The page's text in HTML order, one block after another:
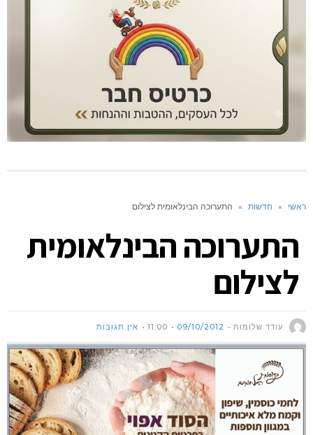
ראשי » חדשות » התערוכה הבינלאומית לצילום
התערוכה הבינלאומית
לצילום
עודד שלומות 09/10/2012
11:00 אין תגובות